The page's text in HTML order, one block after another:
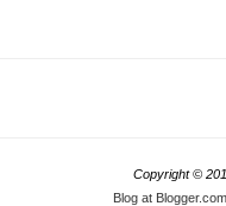
Copyright ©
Blog at Blogger.com